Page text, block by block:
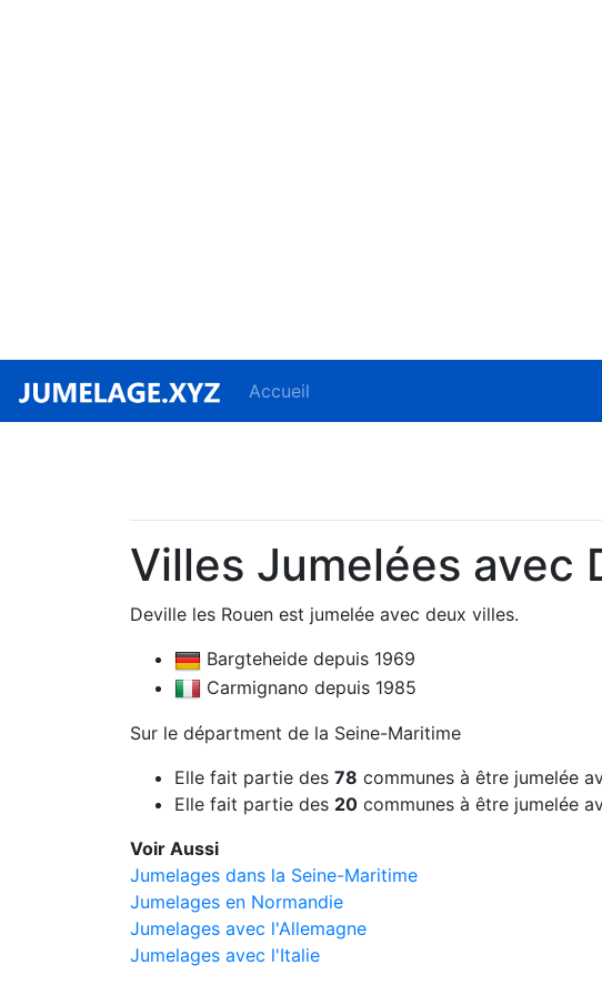
Accueil
Villes Jumelées avec
Deville les Rouen est jumelée avec deux villes.
Bargteheide depuis 1969
Carmignano depuis 1985
Sur le départment de la Seine-Maritime
Elle fait partie des 78 communes à être jumelée
Elle fait partie des 20 communes à être jumelée
Voir Aussi
Jumelages dans la Seine-Maritime
Jumelages en Normandie
Jumelages avec l'Allemagne
Jumelages avec l'Italie